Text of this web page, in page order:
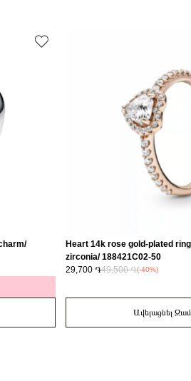
Heart 14k rose gold-plated
zirconia/ 188421C02-50
29,700 ֏49,500 ֏(-40%)
Ավելացնել